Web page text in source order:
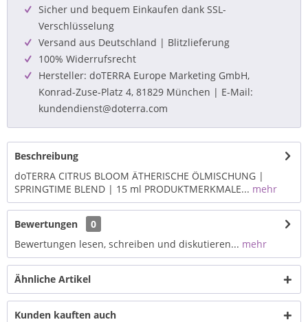
Sicher und bequem Einkaufen dank SSL-
Verschlüsselung
Versand aus Deutschland | Blitzlieferung
100% Widerrufsrecht
Hersteller: doTERRA Europe Marketing GmbH,
Konrad-Zuse-Platz 4, 81829 München | E-Mail:
kundendienst@doterra.com
Beschreibung
doTERRA CITRUS BLOOM ÄTHERISCHE ÖLMISCHUNG |
SPRINGTIME BLEND | 15 ml PRODUKTMERKMALE... mehr
Bewertungen
0
Bewertungen lesen, schreiben und diskutieren... mehr
Ähnliche Artikel
Kunden kauften auch